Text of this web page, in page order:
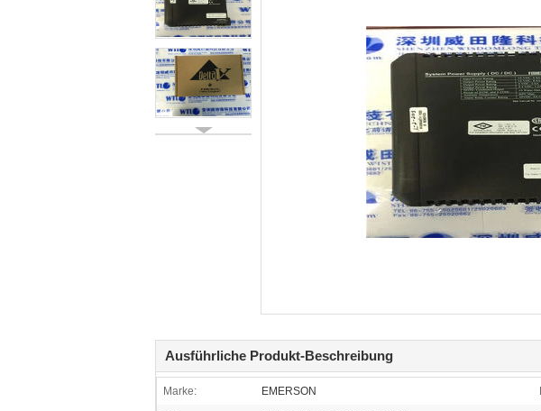
Ausführliche Produkt-Beschreibung
Marke: EMERSON